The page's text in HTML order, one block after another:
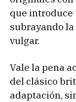
que introduce
subrayando
vulgar.
Vale la pena
del clásico
adaptación,